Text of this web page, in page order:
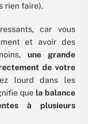
rien faire).
car vous
et avoir des
une grande
de votre
lourd dans les
quela balance
à plusieurs